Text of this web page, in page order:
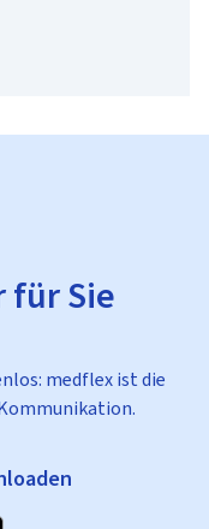
für Sie
medflex ist die